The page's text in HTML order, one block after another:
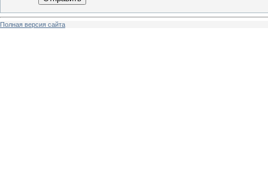
Полная версия сайта